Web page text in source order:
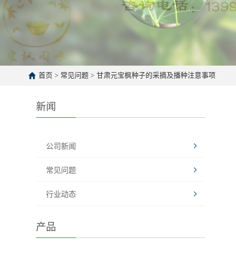
首页 > 常见问题 > 甘肃元宝枫种子的采摘及播种注意事项
新闻
公司新闻
常见问题
行业动态
产品